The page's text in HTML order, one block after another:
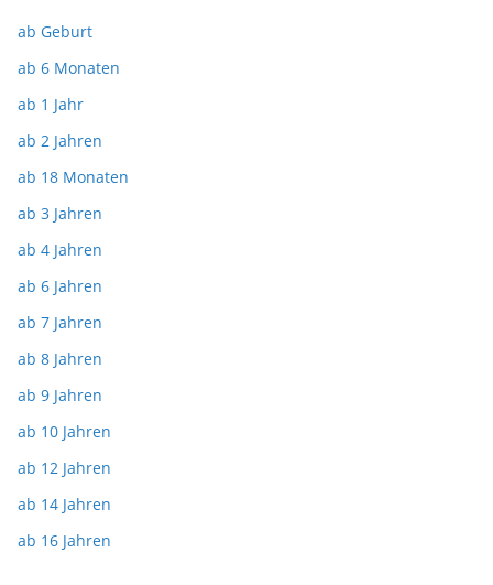
ab Geburt
ab 6 Monaten
ab 1 Jahr
ab 2 Jahren
ab 18 Monaten
ab 3 Jahren
ab 4 Jahren
ab 6 Jahren
ab 7 Jahren
ab 8 Jahren
ab 9 Jahren
ab 10 Jahren
ab 12 Jahren
ab 14 Jahren
ab 16 Jahren